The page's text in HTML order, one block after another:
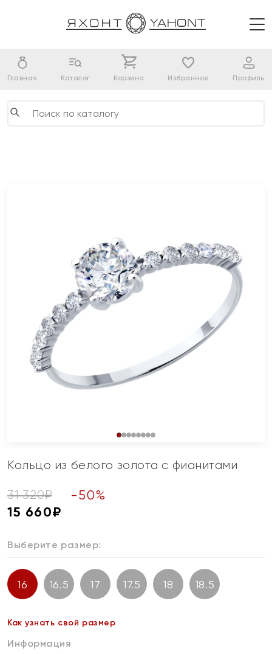
Главная Каталог Корзина Избранное Профиль
Кольцо из белого золота с фианитами
31 320₽ -50%
15 660₽
Выберите размер:
16 16.5 17 17.5 18 18.5
Как узнать свой размер
Информация